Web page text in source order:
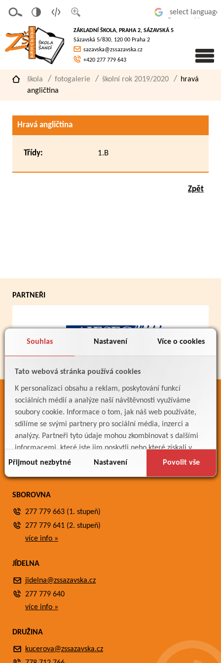
Souhlas Nastavení Více o cookies
Tato webová stránka používá cookies
K personalizaci obsahu a reklam, poskytování funkcí
sociálních médií a analýze naší návštěvnosti využíváme
soubory cookie. Informace o tom, jak náš web používáte,
sdílíme se svými partnery pro sociální média, inzerci a
analýzy. Partneři tyto údaje mohou zkombinovat s dalšími
informacemi, které jste jim poskytli nebo které získali v
důsledku toho, že používáte jejich služby.
Přijmout nezbytné Nastavení Povolit vše
písmo
á
verze
pro
slaboz
raké
ZÁKLADNÍ ŠKOLA, PRAHA 2, SÁZAVSKÁ 5
Sázavská 5/830, 120 00 Praha 2
sazavska@zssazavska.cz
+420 277 779 643
škola fotogalerie školní rok 2019/2020
hravá
angličtina
Hravá angličtina
Třídy: 1.B
Zpět
PARTNEŘI
ODKAZY
Bakaláři
Jídelníček
Meteostanice
SBOROVNA
277 779 663 (1. stupeň)
277 779 641 (2. stupeň)
více info »
JÍDELNA
jidelna@zssazavska.cz
277 779 640
více info »
DRUŽINA
kucerova@zssazavska.cz